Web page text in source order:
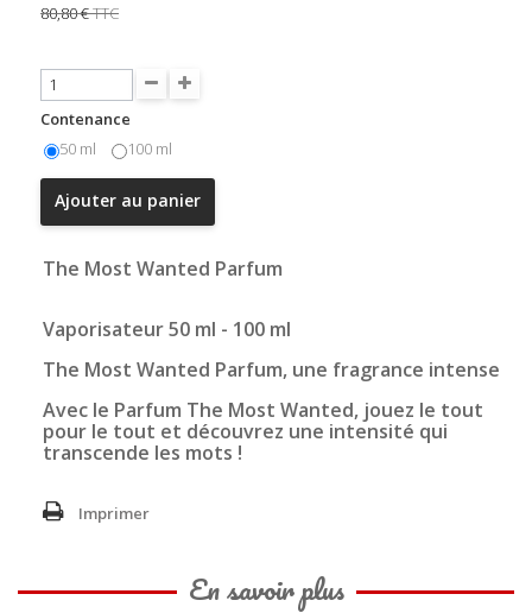
80,80 €TTC
Contenance
50 ml
100 ml
Ajouter au panier
The Most Wanted Parfum
Vaporisateur 50 ml - 100 ml
The Most Wanted Parfum, une fragrance intense
Avec le Parfum The Most Wanted, jouez le tout
pour le tout et découvrez une intensité qui
transcende les mots !
Imprimer
En savoir plus